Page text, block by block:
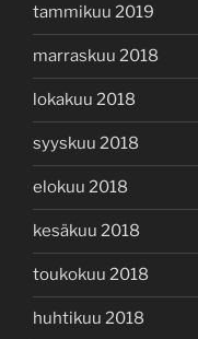
tammikuu 2019
marraskuu 2018
lokakuu 2018
syyskuu 2018
elokuu 2018
kesäkuu 2018
toukokuu 2018
huhtikuu 2018